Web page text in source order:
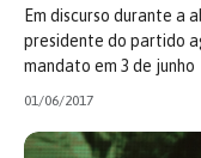
Em discurso durante a
presidente do partido
mandato em 3 de junho
01/06/2017